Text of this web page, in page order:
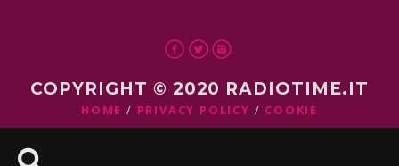
COPYRIGHT © 2020 RADIOTIME.IT
HOME PRIVACY POLICY COOKIE